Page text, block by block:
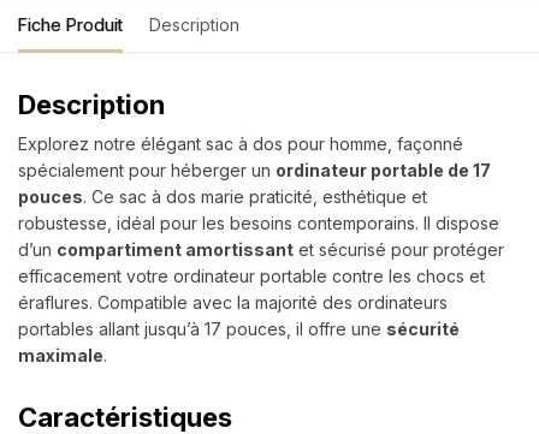
Fiche Produit Description
Description
Explorez notre élégant sac à dos pour homme, façonné
spécialement pour héberger un ordinateur portable de 17
pouces. Ce sac à dos marie praticité, esthétique et
robustesse, idéal pour les besoins contemporains. Il dispose
d’un compartiment amortissant et sécurisé pour protéger
efficacement votre ordinateur portable contre les chocs et
éraflures. Compatible avec la majorité des ordinateurs
portables allant jusqu’à 17 pouces, il offre une sécurité
maximale.
Caractéristiques